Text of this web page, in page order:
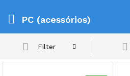
PC (acessórios)
Filter